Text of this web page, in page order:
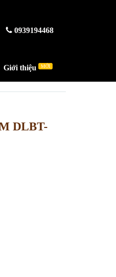
0939194468
Giới thiệu MỚI
DLBT-